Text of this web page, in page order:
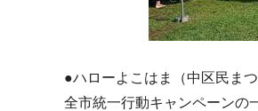
●ハローよこはま（中区民ま
全市統一行動キャンペーンの